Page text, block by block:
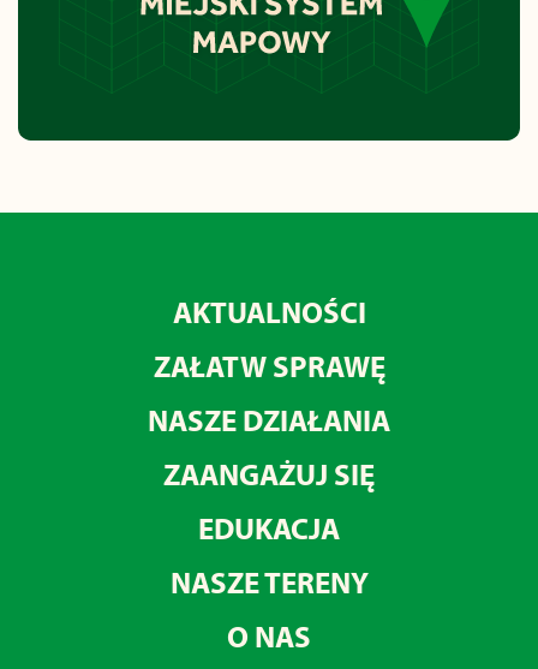
AKTUALNOŚCI
ZAŁATW SPRAWĘ
NASZE DZIAŁANIA
ZAANGAŻUJ SIĘ
EDUKACJA
NASZE TERENY
O NAS